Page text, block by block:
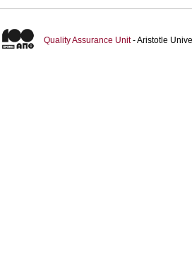
Quality Assurance Unit- Aristotle